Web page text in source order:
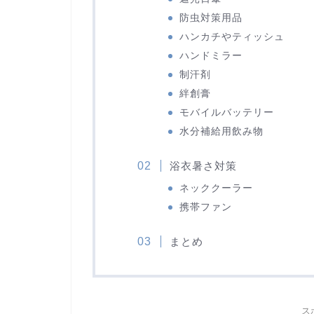
防虫対策用品
ハンカチやティッシュ
ハンドミラー
制汗剤
絆創膏
モバイルバッテリー
水分補給用飲み物
浴衣暑さ対策
ネッククーラー
携帯ファン
まとめ
ス